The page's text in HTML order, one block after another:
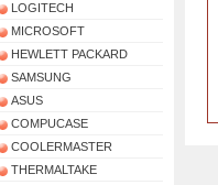
LOGITECH
MICROSOFT
HEWLETT PACKARD
SAMSUNG
ASUS
COMPUCASE
COOLERMASTER
THERMALTAKE